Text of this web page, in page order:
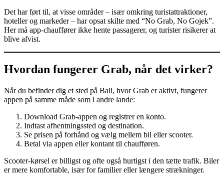
Det har ført til, at visse områder – især omkring turistattraktioner,
hoteller og markeder – har opsat skilte med “No Grab, No Gojek”.
Her må app-chauffører ikke hente passagerer, og turister risikerer at
blive afvist.
Hvordan fungerer Grab, når det virker?
Når du befinder dig et sted på Bali, hvor Grab er aktivt, fungerer
appen på samme måde som i andre lande:
Download Grab-appen og registrer en konto.
Indtast afhentningssted og destination.
Se prisen på forhånd og vælg mellem bil eller scooter.
Betal via appen eller kontant til chaufføren.
Scooter-kørsel er billigst og ofte også hurtigst i den tætte trafik. Biler
er mere komfortable, især for familier eller længere strækninger.